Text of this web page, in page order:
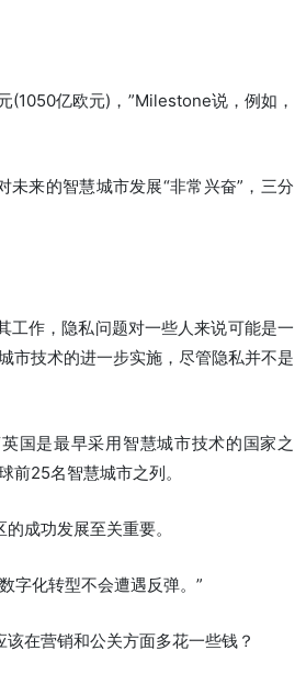
(1050亿欧元)，”Milestone说，例如，
来的智慧城市发展“非常兴奋”，三分
工作，隐私问题对一些人来说可能是一
市技术的进一步实施，尽管隐私并不是
国是最早采用智慧城市技术的国家之
25名智慧城市之列。
成功发展至关重要。
字化转型不会遭遇反弹。”
在营销和公关方面多花一些钱？